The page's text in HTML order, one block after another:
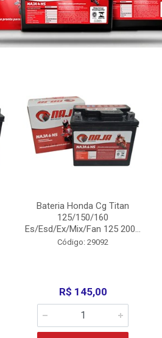
Bateria Honda Cg Titan
125/150/160
Es/Esd/Ex/Mix/Fan 125 200...
Código: 29092
R$ 145,00